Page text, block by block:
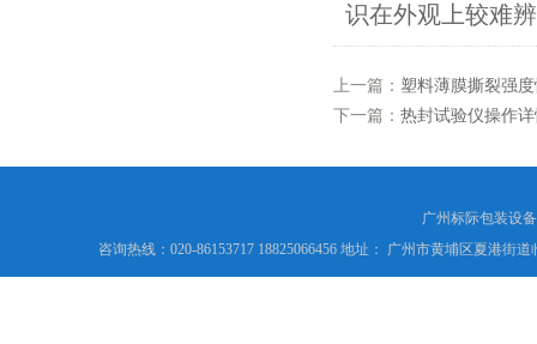
识在外观上较难
上一篇： 塑料薄膜撕裂强
下一篇： 热封试验仪操作
广州标际包装设
咨询热线：020-86153717 18825066456 地址： 广州市黄埔区夏港街